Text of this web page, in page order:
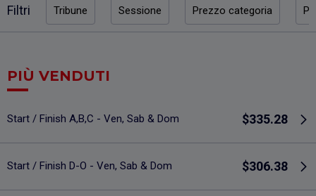
Filtri Tribune Sessione Prezzo categoria
PIÙ VENDUTI
Start / Finish A,B,C - Ven, Sab & Dom $335.28
Start / Finish D-O - Ven, Sab & Dom $306.38